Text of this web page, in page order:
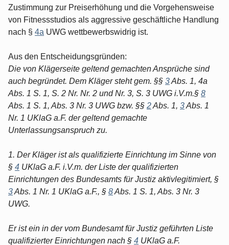
Zustimmung zur Preiserhöhung und die Vorgehensweise
von Fitnessstudios als aggressive geschäftliche Handlung
nach § 4a UWG wettbewerbswidrig ist.
Aus den Entscheidungsgründen:
Die von Klägerseite geltend gemachten Ansprüche sind
auch begründet. Dem Kläger steht gem. §§ 3Abs. 1, 4a
Abs. 1 S. 1, S. 2 Nr. Nr. 2 und Nr. 3, S. 3 UWG i.V.m.§ 8
Abs. 1 S. 1, Abs. 3 Nr. 3 UWG bzw. §§ 2Abs. 1, 3Abs. 1
Nr. 1 UKlaG a.F. der geltend gemachte
Unterlassungsanspruch zu.
1. Der Kläger ist als qualifizierte Einrichtung im Sinne von
§ 4 UKlaG a.F. i.V.m. der Liste der qualifizierten
Einrichtungen des Bundesamts für Justiz aktivlegitimiert, §
3Abs. 1 Nr. 1 UKlaG a.F., § 8Abs. 1 S. 1, Abs. 3 Nr. 3
UWG.
Er ist ein in der vom Bundesamt für Justiz geführten Liste
qualifizierter Einrichtungen nach § 4 UKlaG a.F.